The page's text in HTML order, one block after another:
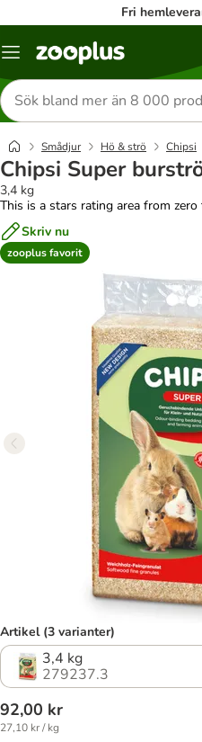
Fri
Katalogmeny
Sök
efter
produkter
Smådjur Hö & strö Chipsi
Chipsi Super
3,4 kg
This is a stars rating area from
Skriv nu
zooplus favorit
Artikel (3 varianter)
3,4 kg
279237.3
92,00 kr
27,10 kr / kg